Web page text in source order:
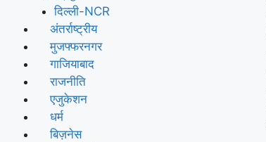
दिल्ली-NCR
अंतर्राष्ट्रीय
मुजफ्फरनगर
गाजियाबाद
राजनीति
एजुकेशन
धर्म
बिज़नेस